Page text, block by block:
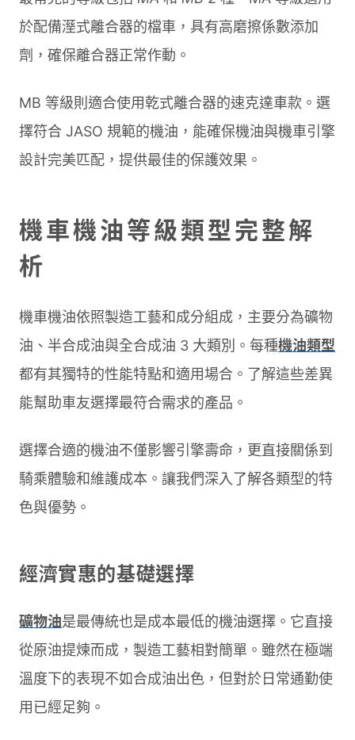
於配備溼式離合器的檔車，具有高磨擦係數添加
劑，確保離合器正常作動。
MB 等級則適合使用乾式離合器的速克達車款。選
擇符合 JASO 規範的機油，能確保機油與機車引擎
設計完美匹配，提供最佳的保護效果。
機車機油等級類型完整解
析
機車機油依照製造工藝和成分組成，主要分為礦物
油、半合成油與全合成油 3 大類別。每種機油類型
都有其獨特的性能特點和適用場合。了解這些差異
能幫助車友選擇最符合需求的產品。
選擇合適的機油不僅影響引擎壽命，更直接關係到
騎乘體驗和維護成本。讓我們深入了解各類型的特
色與優勢。
經濟實惠的基礎選擇
礦物油是最傳統也是成本最低的機油選擇。它直接
從原油提煉而成，製造工藝相對簡單。雖然在極端
溫度下的表現不如合成油出色，但對於日常通勤使
用已經足夠。